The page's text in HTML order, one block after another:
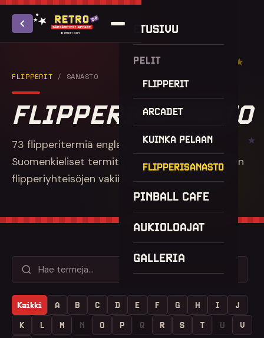
ETUSIVU
PELIT
FLIPPERIT
ARCADET
KUINKA PELAAN
FLIPPERISANASTO
PINBALL CAFE
AUKIOLOAJAT
GALLERIA
FLIPPERIT / SANASTO
FLIPPERISANASTO
73 flipperitermiä englanniksi ja suomeksi.
Suomenkieliset termit perustuvat suomalaisten
flipperiyhteisöjen vakiintuneeseen käyttöön.
Kaikki A B C D E F G H I
J
K
L M N O P Q R S T U
V